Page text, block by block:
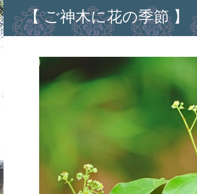
【 ご神木に花の季節 】